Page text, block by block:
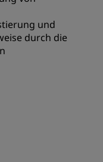
und
durch die